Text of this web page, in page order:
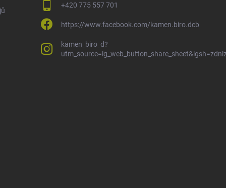
+420 775 557 701
https://www.facebook.com/kamen.biro.dcb
kamen_biro_d?